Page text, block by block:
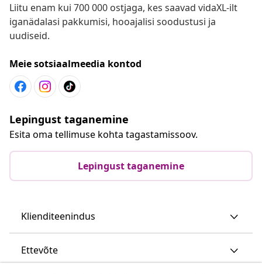
Liitu enam kui 700 000 ostjaga, kes saavad vidaXL-ilt
iganädalasi pakkumisi, hooajalisi soodustusi ja
uudiseid.
Meie sotsiaalmeedia kontod
Lepingust taganemine
Esita oma tellimuse kohta tagastamissoov.
Lepingust taganemine
Klienditeenindus
Ettevõte